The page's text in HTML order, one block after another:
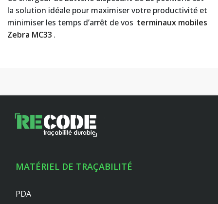
la solution idéale pour maximiser votre productivité et
minimiser les temps d’arrêt de vos terminaux mobiles
Zebra MC33 .
MATÉRIEL DE TRAÇABILITÉ
PDA